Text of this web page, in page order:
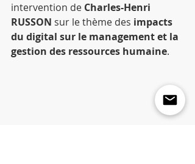
intervention de Charles-Henri
RUSSON sur le thème des impacts
du digital sur le management et la
gestion des ressources humaine.